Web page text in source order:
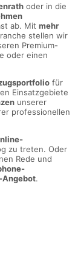
oder in die
ab. Mit mehr
stellen wir
Premium-
oder einen
für
Einsatzgebiete
unserer
professionellen
zu treten. Oder
Rede und
Angebot.